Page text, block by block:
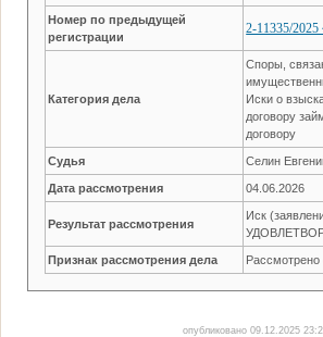
Номер по предыдущей
регистрации
2-11335/
Категория дела
Споры,
Иски о
договору
договору
Судья Селин
Дата рассмотрения 04.06.2026
Результат рассмотрения
Иск
Признак рассмотрения дела Рассмотрено
опубликовано 09.12.2025